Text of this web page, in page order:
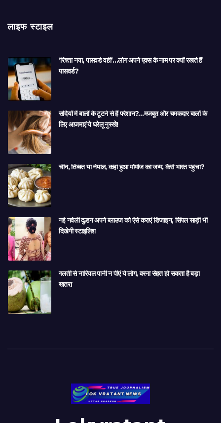
लाइफ स्टाइल
‘रिश्ता नया, पासवर्ड वही’…लोग अपने एक्स के नाम पर क्यों रखते हैं
पासवर्ड?
सर्दियों में बालों के टूटने से हैं परेशान?…मजबूत और चमकदार बालों के
लिए आजमाएं ये घरेलू नुस्खे!
चीन, तिब्बत या नेपाल, कहां हुआ मोमोज का जन्म, कैसे भारत पहुंचा?
नई नवेली दुल्हन अपने ब्लाउज को ऐसे कराएं डिजाइन, सिंपल साड़ी भी
दिखेगी स्टाइलिश
गलती से नारियल पानी न पीएं ये लोग, वरना सेहत हो सकता है बड़ा
खतरा